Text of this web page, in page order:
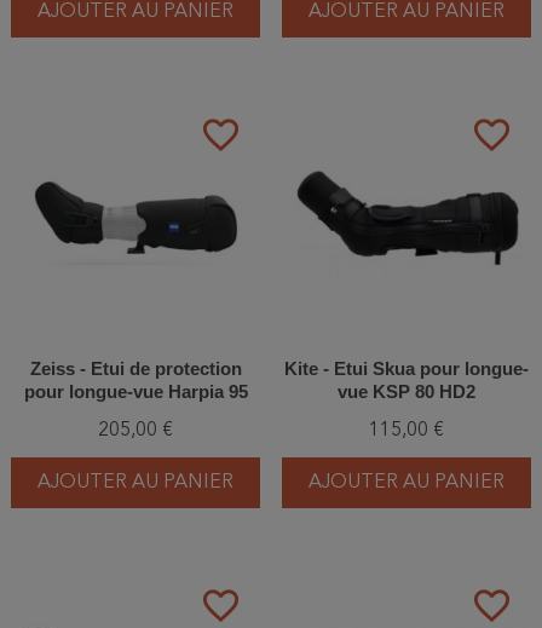
AJOUTER AU PANIER AJOUTER AU PANIER
favorite_border
Zeiss - Etui de protection
pour longue-vue Harpia 95
205,00 €
AJOUTER AU PANIER
favorite_border
Kite - Etui Skua pour longue-
vue KSP 80 HD2
115,00 €
AJOUTER AU PANIER
favorite_border favorite_border